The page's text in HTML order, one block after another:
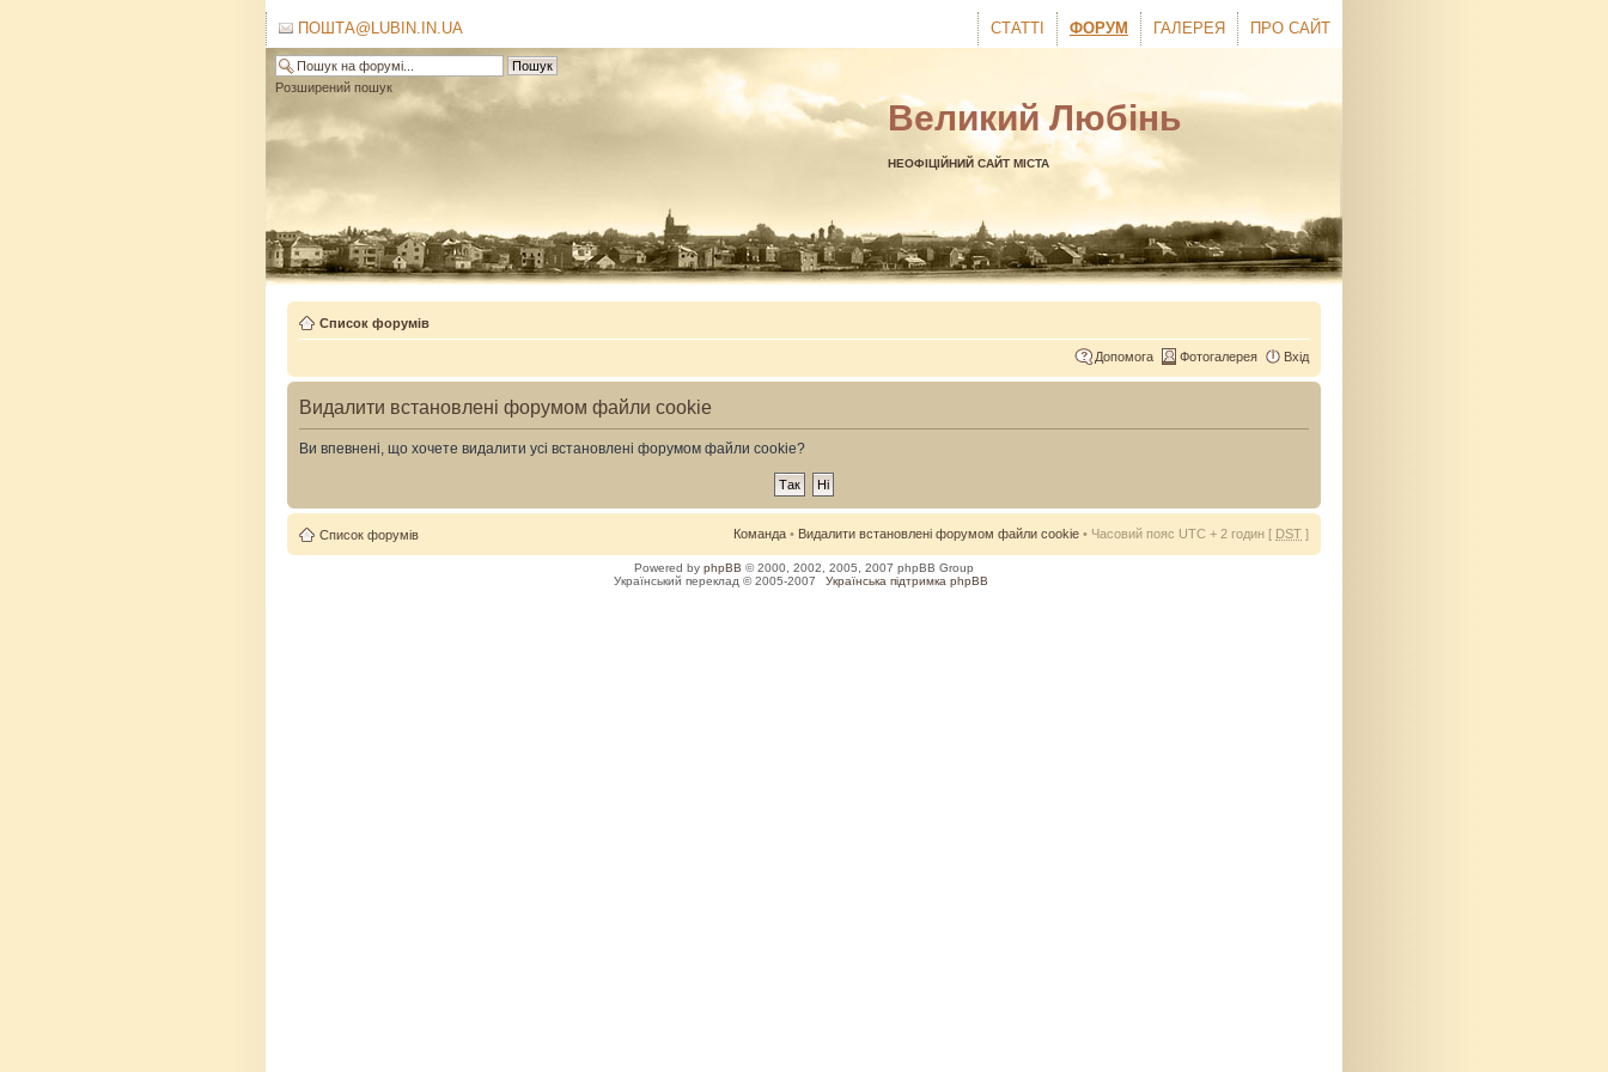
ПРО САЙТ
ГАЛЕРЕЯ
ФОРУМ
СТАТТІ
ПОШТА@LUBIN.IN.UA
Великий Любінь
НЕОФІЦІЙНИЙ САЙТ МІСТА
Розширений пошук
Список форумів
Допомога Фотогалерея Вхід
Видалити встановлені форумом файли cookie
Ви впевнені, що хочете видалити усі встановлені форумом файли cookie?
Список форумів Команда • Видалити встановлені форумом файли cookie • Часовий пояс UTC + 2 годин [ DST ]
Powered by phpBB © 2000, 2002, 2005, 2007 phpBB Group
Український переклад © 2005-2007
Українська підтримка phpBB